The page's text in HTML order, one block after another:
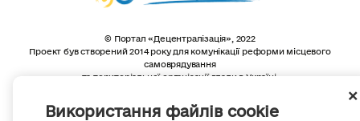
Використання файлів cookie
© Портал «Децентралізація», 2022
Проект був створений 2014 року для комунікації реформи місцевого
самоврядування
та територіальної організації влади в Україні.
Весь контент доступний за ліцензією
Creative Commons Attribution 4.0 International license,